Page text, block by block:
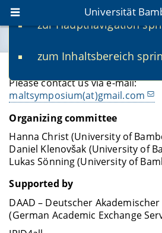
zur Hauptnavigation
zum Inhaltsbereich
Universität
www.uni-
univis.uni-
fis.uni-bamberg.de
Contact
Please contact us via e-mail:
maltsymposium(at)gmail.com
Organizing committee
Hanna Christ (University of
Daniel Klenovšak (University of
Lukas Sönning (University of
Supported by
DAAD – Deutscher
(German Academic Exchange